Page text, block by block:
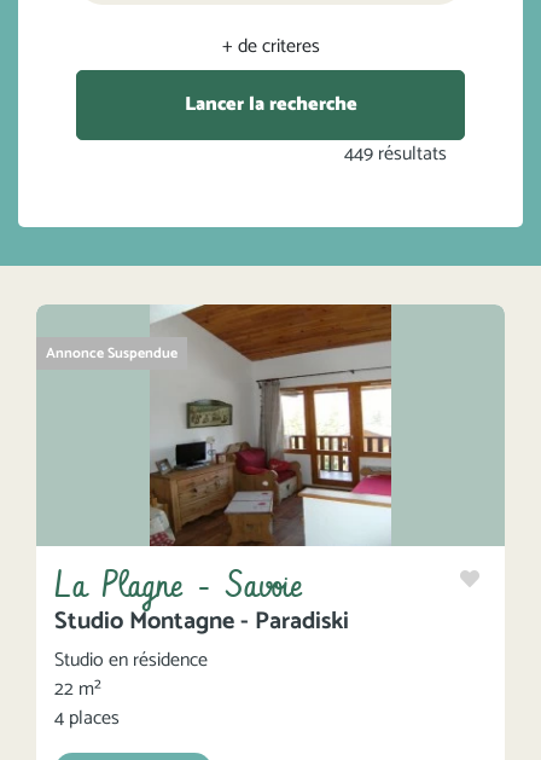
+ de criteres
Lancer la recherche
449résultats
Annonce Suspendue
La Plagne - Savoie
Studio Montagne - Paradiski
Studio en résidence
22 m²
4 places